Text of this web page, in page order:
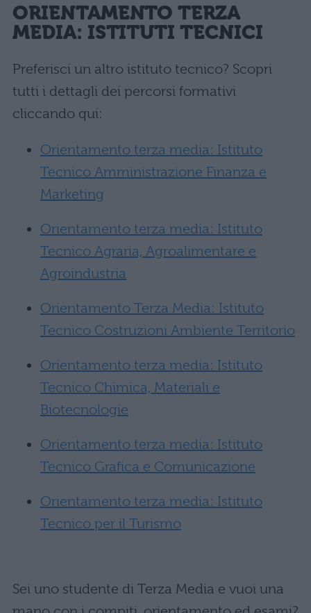
ORIENTAMENTO TERZA
MEDIA: ISTITUTI TECNICI
Preferisci un altro istituto tecnico? Scopri
tutti i dettagli dei percorsi formativi
cliccando qui:
Orientamento terza media: Istituto
Tecnico Amministrazione Finanza e
Marketing
Orientamento terza media: Istituto
Tecnico Agraria, Agroalimentare e
Agroindustria
Orientamento Terza Media: Istituto
Tecnico Costruzioni Ambiente Territorio
Orientamento terza media: Istituto
Tecnico Chimica, Materiali e
Biotecnologie
Orientamento terza media: Istituto
Tecnico Grafica e Comunicazione
Orientamento terza media: Istituto
Tecnico per il Turismo
Sei uno studente di Terza Media e vuoi una